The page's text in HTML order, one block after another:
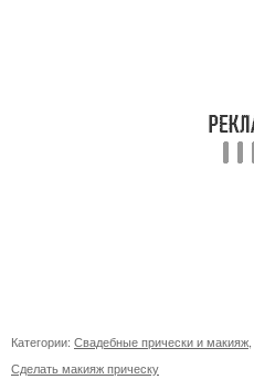
Категории: Свадебные прически и макияж
Сделать макияж прическу